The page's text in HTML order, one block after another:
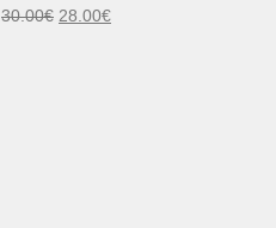
30.00€ Le
28.00€Le